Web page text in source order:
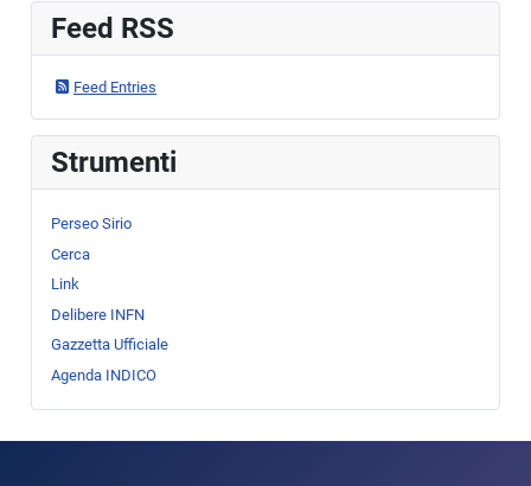
Feed RSS
Feed Entries
Strumenti
Perseo Sirio
Cerca
Link
Delibere INFN
Gazzetta Ufficiale
Agenda INDICO